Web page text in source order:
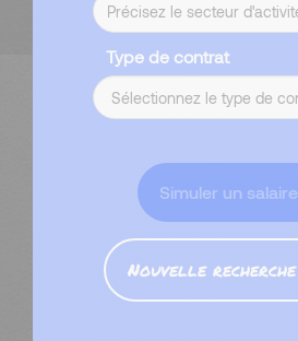
Type de contrat
Simuler un salaire
Nouvelle recherche